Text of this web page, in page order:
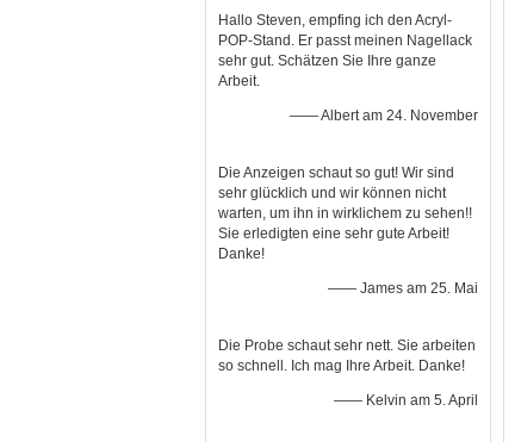
Hallo Steven, empfing ich den Acryl-
POP-Stand. Er passt meinen Nagellack
sehr gut. Schätzen Sie Ihre ganze
Arbeit.
—— Albert am 24. November
Die Anzeigen schaut so gut! Wir sind
sehr glücklich und wir können nicht
warten, um ihn in wirklichem zu sehen!!
Sie erledigten eine sehr gute Arbeit!
Danke!
—— James am 25. Mai
Die Probe schaut sehr nett. Sie arbeiten
so schnell. Ich mag Ihre Arbeit. Danke!
—— Kelvin am 5. April